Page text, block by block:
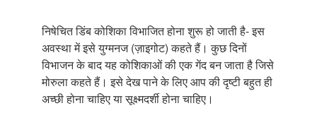
निषेचित डिंब कोशिका विभाजित होना शुरू हो जाती है- इस
अवस्था में इसे युग्मनज (ज़ाइगोट) कहते हैं। कुछ दिनों
विभाजन के बाद यह कोशिकाओं की एक गेंद बन जाता है जिसे
मोरुला कहते हैं। इसे देख पाने के लिए आप की दृष्टी बहुत ही
अच्छी होना चाहिए या सूक्ष्मदर्शी होना चाहिए।